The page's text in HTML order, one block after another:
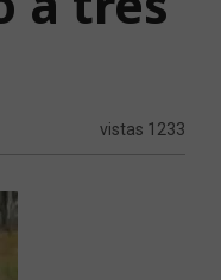
vistas 1233